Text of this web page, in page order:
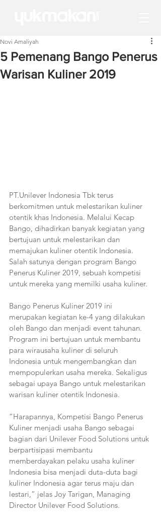
5 Pemenang Bango Penerus
Warisan Kuliner 2019
Novi Amaliyah
PT.Unilever Indonesia Tbk terus
berkomitmen untuk melestarikan kuliner
otentik khas Indonesia. Melalui Kecap
Bango, dihadirkan banyak kegiatan yang
bertujuan untuk melestarikan dan
memajukan kuliner otentik Indonesia.
Salah satunya dengan program Bango
Penerus Kuliner 2019, sebuah kompetisi
untuk mereka yang memilki usaha kuliner.
Bango Penerus Kuliner 2019 ini
merupakan kegiatan ke-4 yang dilakukan
oleh Bango dan menjadi event tahunan.
Program ini bertujuan untuk membantu
para wirausaha kuliner di seluruh
Indonesia untuk mengembangkan dan
mempopulerkan usaha mereka. Sekaligus
sebagai upaya Bango untuk melestarikan
warisan kuliner otentik Indonesia.
“Harapannya, Kompetisi Bango Penerus
Kuliner menjadi usaha Bango sebagai
bagian dari Unilever Food Solutions untuk
berpartisipasi membantu
memberdayakan pelaku usaha kuliner
Indonesia bisa menjadi duta-duta bagi
kuliner Indonesia agar terus maju dan
lestari,” jelas Joy Tarigan, Managing
Director Unilever Food Solutions.